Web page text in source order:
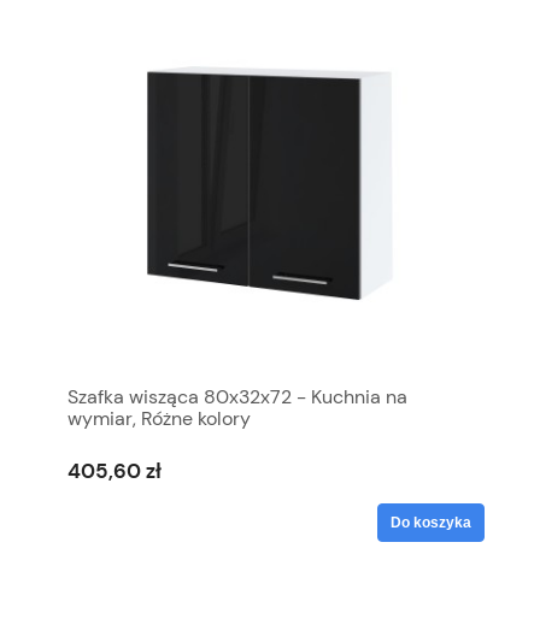
Szafka wisząca 80x32x72 - Kuchnia na
wymiar, Różne kolory
405,60 zł
Do koszyka